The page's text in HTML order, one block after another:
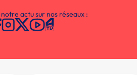
actu sur nos réseaux :